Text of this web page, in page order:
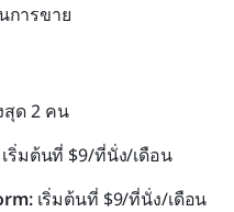
การขาย
สุด 2 คน
เริ่มต้นที่ $9/ที่นั่ง/เดือน
เริ่มต้นที่ $9/ที่นั่ง/เดือน